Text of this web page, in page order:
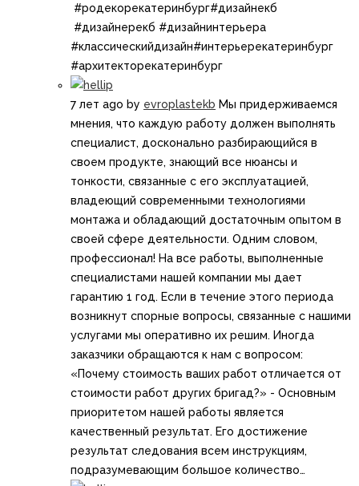
#родекорекатеринбург​​#дизайнекб​​
#дизайнерекб​​ ​#дизайнинтерьера​​
#классическийдизайн​​#интерьерекатеринбург​
#архитекторекатеринбург
7 лет ago by evroplastekb Мы придерживаемся
мнения, что каждую работу должен выполнять
специалист, досконально разбирающийся в
своем продукте, знающий все нюансы и
тонкости, связанные с его эксплуатацией,
владеющий современными технологиями
монтажа и обладающий достаточным опытом в
своей сфере деятельности. Одним словом,
профессионал! На все работы, выполненные
специалистами нашей компании мы дает
гарантию 1 год. Если в течение этого периода
возникнут спорные вопросы, связанные с нашими
услугами мы оперативно их решим. Иногда
заказчики обращаются к нам с вопросом:
«Почему стоимость ваших работ отличается от
стоимости работ других бригад?» - Основным
приоритетом нашей работы является
качественный результат. Его достижение
результат следования всем инструкциям,
подразумевающим большое количество…